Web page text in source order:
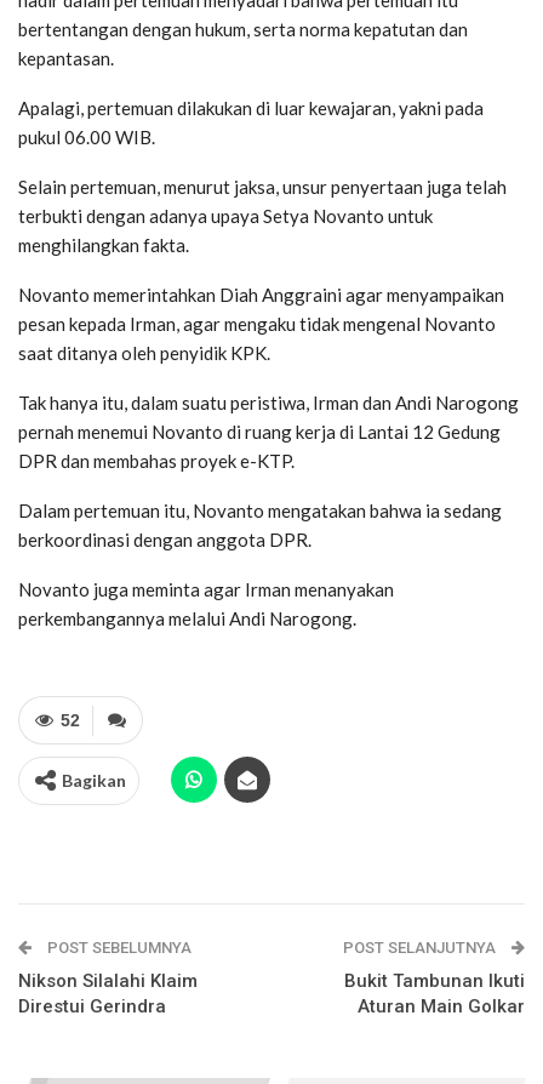
bertentangan dengan hukum, serta norma kepatutan dan
kepantasan.
Apalagi, pertemuan dilakukan di luar kewajaran, yakni pada
pukul 06.00 WIB.
Selain pertemuan, menurut jaksa, unsur penyertaan juga telah
terbukti dengan adanya upaya Setya Novanto untuk
menghilangkan fakta.
Novanto memerintahkan Diah Anggraini agar menyampaikan
pesan kepada Irman, agar mengaku tidak mengenal Novanto
saat ditanya oleh penyidik KPK.
Tak hanya itu, dalam suatu peristiwa, Irman dan Andi Narogong
pernah menemui Novanto di ruang kerja di Lantai 12 Gedung
DPR dan membahas proyek e-KTP.
Dalam pertemuan itu, Novanto mengatakan bahwa ia sedang
berkoordinasi dengan anggota DPR.
Novanto juga meminta agar Irman menanyakan
perkembangannya melalui Andi Narogong.
52
Bagikan
POST SEBELUMNYA
Nikson Silalahi Klaim
Direstui Gerindra
POST SELANJUTNYA
Bukit Tambunan Ikuti
Aturan Main Golkar